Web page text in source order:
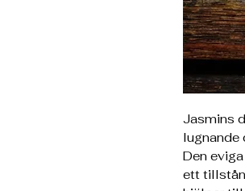
Jasmins
lugnande
Den
ett